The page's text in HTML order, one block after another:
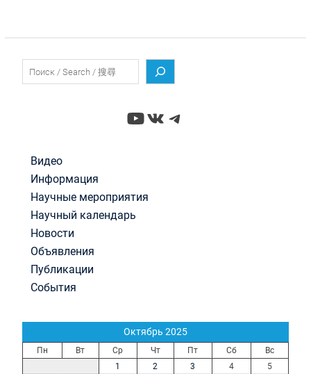
YouTube
ВКонтакте
Telegram
Видео
Информация
Научные мероприятия
Научный календарь
Новости
Объявления
Публикации
События
Октябрь 2025
Пн Вт Ср Чт Пт Сб
Вс
1
2 3 4
5